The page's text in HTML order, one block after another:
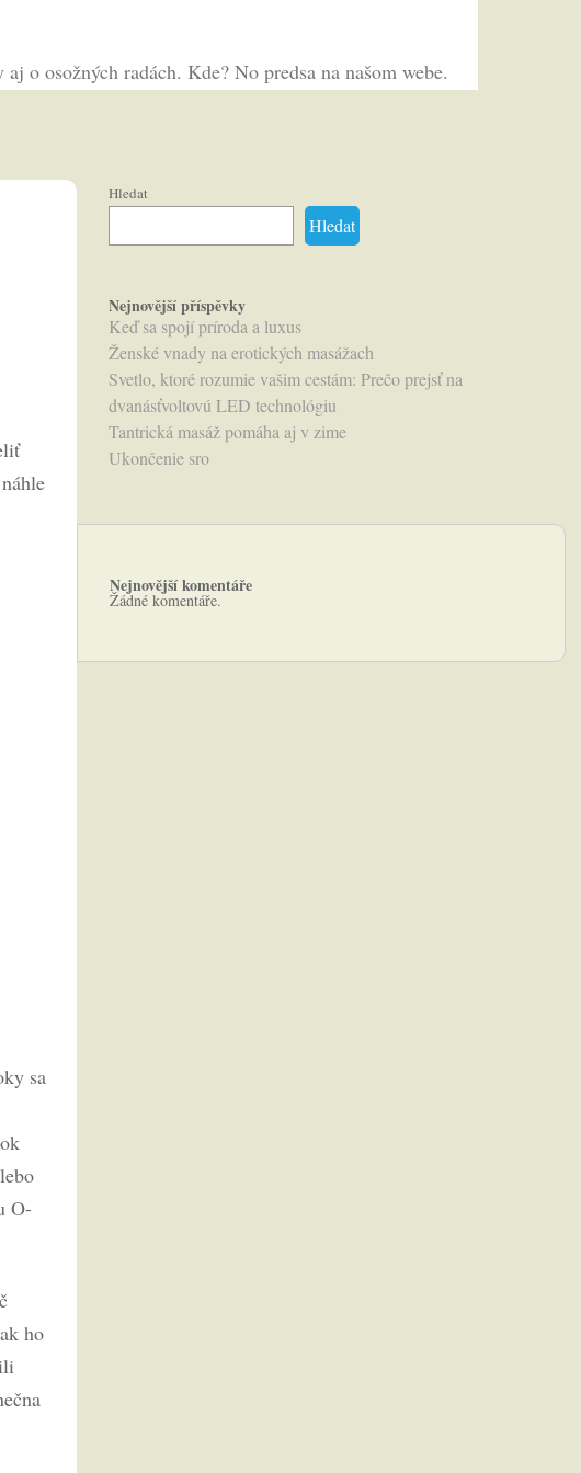
o osožných radách. Kde? No predsa na našom webe.
sa
O-
ho
Hledat
Hledat
Nejnovější příspěvky
Keď sa spojí príroda a luxus
Ženské vnady na erotických masážach
Svetlo, ktoré rozumie vašim cestám: Prečo prejsť na
dvanásťvoltovú LED technológiu
Tantrická masáž pomáha aj v zime
Ukončenie sro
Nejnovější komentáře
Žádné komentáře.